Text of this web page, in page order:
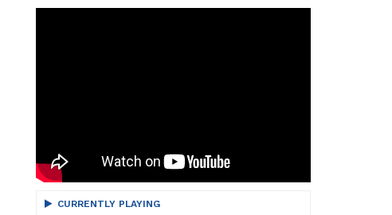
CURRENTLY PLAYING